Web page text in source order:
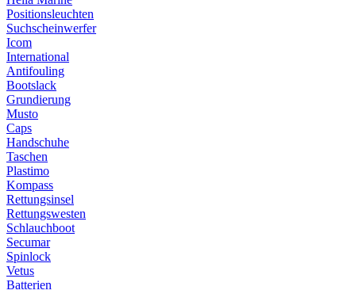
Positionsleuchten
Suchscheinwerfer
Icom
International
Antifouling
Bootslack
Grundierung
Musto
Caps
Handschuhe
Taschen
Plastimo
Kompass
Rettungsinsel
Rettungswesten
Schlauchboot
Secumar
Spinlock
Vetus
Batterien